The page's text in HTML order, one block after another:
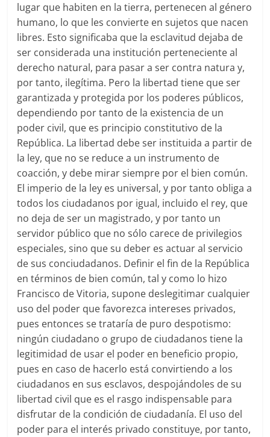
lugar que habiten en la tierra, pertenecen al género
humano, lo que les convierte en sujetos que nacen
libres. Esto significaba que la esclavitud dejaba de
ser considerada una institución perteneciente al
derecho natural, para pasar a ser contra natura y,
por tanto, ilegítima. Pero la libertad tiene que ser
garantizada y protegida por los poderes públicos,
dependiendo por tanto de la existencia de un
poder civil, que es principio constitutivo de la
República. La libertad debe ser instituida a partir de
la ley, que no se reduce a un instrumento de
coacción, y debe mirar siempre por el bien común.
El imperio de la ley es universal, y por tanto obliga a
todos los ciudadanos por igual, incluido el rey, que
no deja de ser un magistrado, y por tanto un
servidor público que no sólo carece de privilegios
especiales, sino que su deber es actuar al servicio
de sus conciudadanos. Definir el fin de la República
en términos de bien común, tal y como lo hizo
Francisco de Vitoria, supone deslegitimar cualquier
uso del poder que favorezca intereses privados,
pues entonces se trataría de puro despotismo:
ningún ciudadano o grupo de ciudadanos tiene la
legitimidad de usar el poder en beneficio propio,
pues en caso de hacerlo está convirtiendo a los
ciudadanos en sus esclavos, despojándoles de su
libertad civil que es el rasgo indispensable para
disfrutar de la condición de ciudadanía. El uso del
poder para el interés privado constituye, por tanto,